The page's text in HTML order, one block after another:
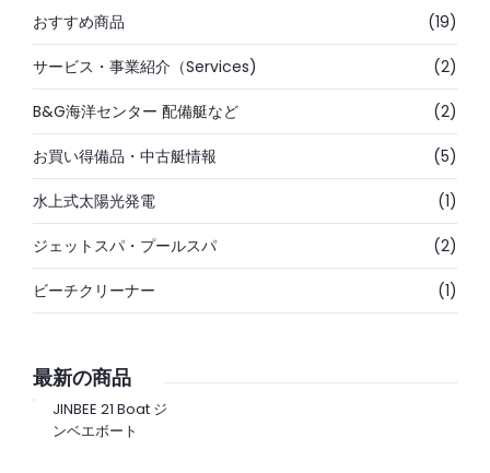
おすすめ商品 (19)
サービス・事業紹介（Services) (2)
B&G海洋センター 配備艇など (2)
お買い得備品・中古艇情報 (5)
水上式太陽光発電 (1)
ジェットスパ・プールスパ (2)
ビーチクリーナー (1)
最新の商品
JINBEE 21 Boat ジ
ンベエボート